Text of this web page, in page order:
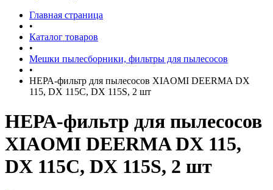
Главная страница
•
Каталог товаров
•
Мешки пылесборники, фильтры для пылесосов
•
НЕРА-фильтр для пылесосов XIAOMI DEERMA DX
115, DX 115C, DX 115S, 2 шт
НЕРА-фильтр для пылесосов
XIAOMI DEERMA DX 115,
DX 115C, DX 115S, 2 шт